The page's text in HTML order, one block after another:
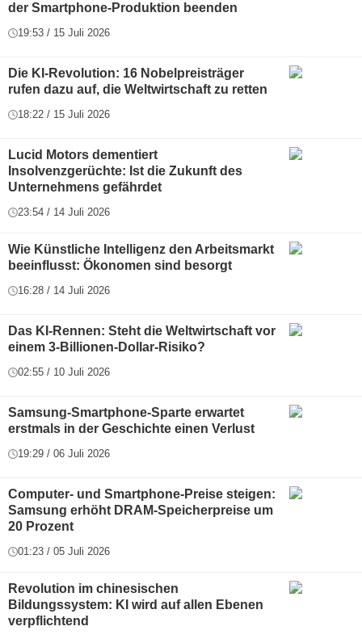
der Smartphone-Produktion beenden
19:53 / 15 Juli 2026
Die KI-Revolution: 16 Nobelpreisträger
rufen dazu auf, die Weltwirtschaft zu retten
18:22 / 15 Juli 2026
Lucid Motors dementiert
Insolvenzgerüchte: Ist die Zukunft des
Unternehmens gefährdet
23:54 / 14 Juli 2026
Wie Künstliche Intelligenz den Arbeitsmarkt
beeinflusst: Ökonomen sind besorgt
16:28 / 14 Juli 2026
Das KI-Rennen: Steht die Weltwirtschaft vor
einem 3-Billionen-Dollar-Risiko?
02:55 / 10 Juli 2026
Samsung-Smartphone-Sparte erwartet
erstmals in der Geschichte einen Verlust
19:29 / 06 Juli 2026
Computer- und Smartphone-Preise steigen:
Samsung erhöht DRAM-Speicherpreise um
20 Prozent
01:23 / 05 Juli 2026
Revolution im chinesischen
Bildungssystem: KI wird auf allen Ebenen
verpflichtend